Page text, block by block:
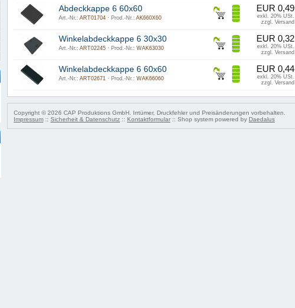
Abdeckkappe 6 60x60
Art.-Nr.: ART01704 · Prod.-Nr.: AK660X60
EUR 0,49
exkl. 20% USt.
zzgl. Versand
Winkelabdeckkappe 6 30x30
Art.-Nr.: ART02245 · Prod.-Nr.: WAK63030
EUR 0,32
exkl. 20% USt.
zzgl. Versand
Winkelabdeckkappe 6 60x60
Art.-Nr.: ART02671 · Prod.-Nr.: WAK66060
EUR 0,44
exkl. 20% USt.
zzgl. Versand
Copyright © 2026 CAP Produktions GmbH. Irrtümer, Druckfehler und Preisänderungen vorbehalten.
Impressum :: Sicherheit & Datenschutz :: Kontaktformular :: Shop system powered by Daedalus